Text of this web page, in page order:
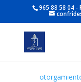
965 88 58 04 -